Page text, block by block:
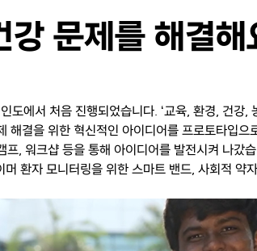
강 문제를 해결해
서 처음 진행되었습니다. ‘교육, 환경, 건강,
결을 위한 혁신적인 아이디어를 프로토타입으
, 워크샵 등을 통해 아이디어를 발전시켜 나갔
환자 모니터링을 위한 스마트 밴드, 사회적 약